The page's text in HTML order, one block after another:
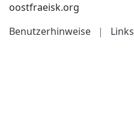
oostfraeisk.org
Benutzerhinweise
| Links